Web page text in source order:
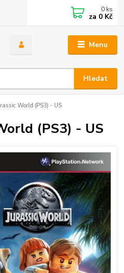
Menu
Hledat
0 ks
za 0 Kč
World (PS3) - US
(PS3) - US